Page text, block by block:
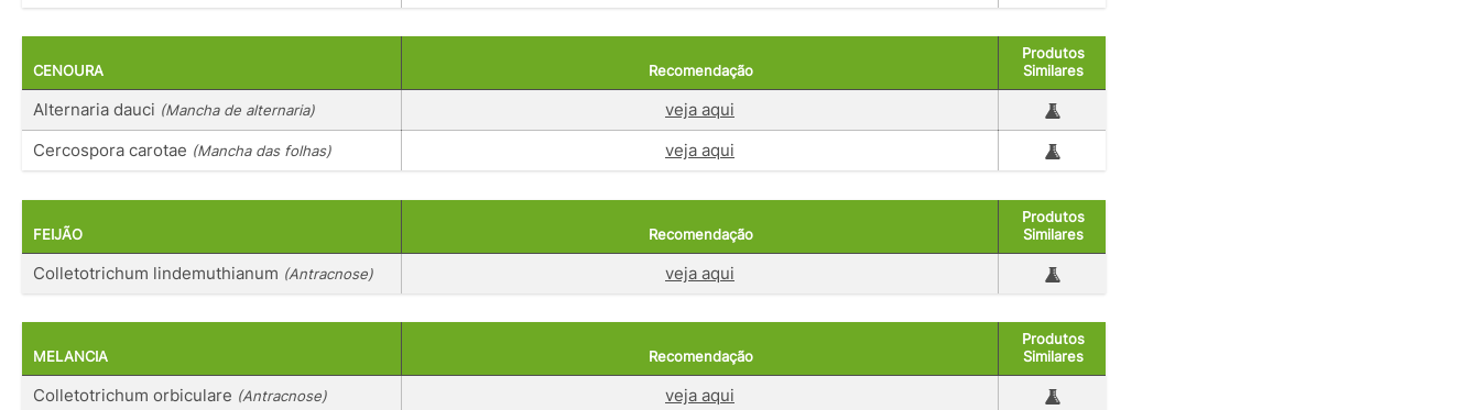
CENOURA Recomendação
Produtos
Similares
Alternaria dauci (Mancha de alternaria)
veja aqui
Cercospora carotae (Mancha das folhas) veja aqui
FEIJÃO Recomendação
Produtos
Similares
Colletotrichum lindemuthianum (Antracnose) veja aqui
MELANCIA Recomendação
Produtos
Similares
Colletotrichum orbiculare (Antracnose)
veja aqui